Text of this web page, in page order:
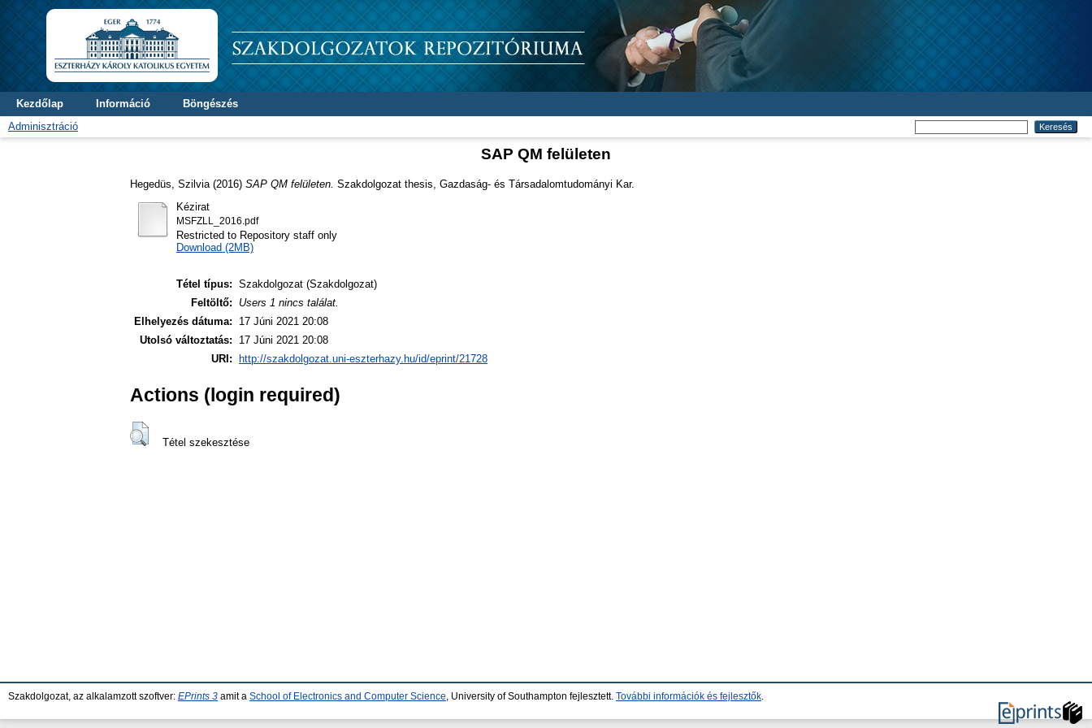
Kezdőlap Információ
Böngészés
Adminisztráció
SAP QM felületen
Hegedüs, Szilvia (2016) SAP QM felületen. Szakdolgozat thesis, Gazdaság- és Társadalomtudományi Kar.
Kézirat
MSFZLL_2016.pdf
Restricted to Repository staff only
Download (2MB)
Tétel típus: Szakdolgozat (Szakdolgozat)
Feltöltő:
Users 1 nincs találat.
Elhelyezés dátuma:
17 Júni 2021 20:08
Utolsó változtatás:
17 Júni 2021 20:08
URI:
http://szakdolgozat.uni-eszterhazy.hu/id/eprint/21728
Actions (login required)
Tétel szekesztése
Szakdolgozat, az alkalamzott szoftver: EPrints 3 amit a School of Electronics and Computer Science , University of Southampton fejlesztett. További információk és fejlesztők